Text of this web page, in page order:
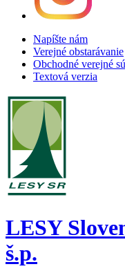
Napíšte nám
Verejné obstarávanie
Obchodné verejné
Textová verzia
LESY
š.p.